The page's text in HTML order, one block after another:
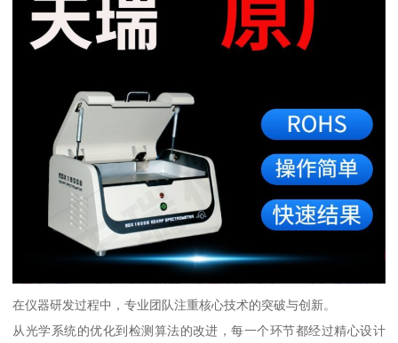
在仪器研发过程中，专业团队注重核心技术的突破与创新。
从光学系统的优化到检测算法的改进，每一个环节都经过精心设计